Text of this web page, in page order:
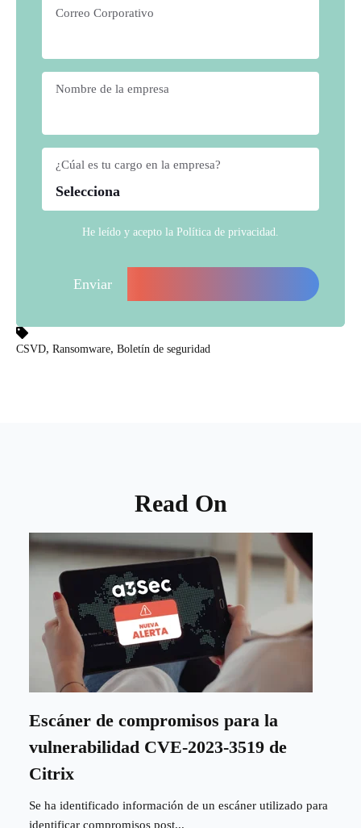
Correo Corporativo
Nombre de la empresa
¿Cúal es tu cargo en la empresa?
He leído y acepto la Política de privacidad
CSVD, Ransomware, Boletín de seguridad
Read On
Escáner de compromisos para la
vulnerabilidad CVE-2023-3519 de
Citrix
Se ha identificado información de un escáner utilizado para
identificar compromisos post...